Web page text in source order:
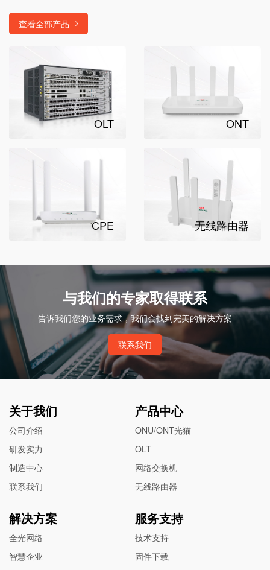
查看全部产品
OLT ONT
CPE 无线路由器
与我们的专家取得联系
告诉我们您的业务需求，我们会找到完美的解决方案
联系我们
关于我们
公司介绍
研发实力
制造中心
联系我们
产品中心
ONU/ONT光猫
OLT
网络交换机
无线路由器
解决方案
全光网络
智慧企业
服务支持
技术支持
固件下载